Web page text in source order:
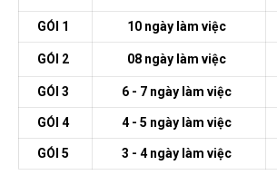
GÓI 1 10 ngày làm việc
GÓI 2 08 ngày làm việc
GÓI 3 6 - 7 ngày làm việc
GÓI 4 4 - 5 ngày làm việc
GÓI 5 3 - 4 ngày làm việc